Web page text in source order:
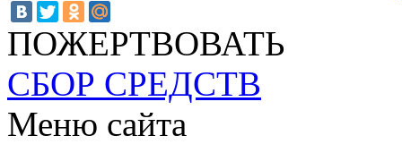
ПОЖЕРТВОВАТЬ
СБОР СРЕДСТВ
Меню сайта